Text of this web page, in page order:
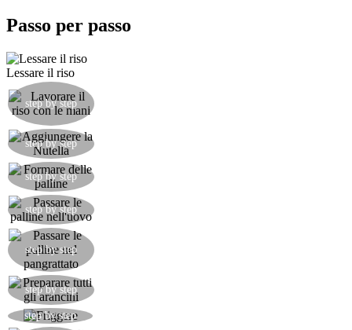
Passo per passo
Lessare il riso
step by step
step by step
step by step
step by step
step by step
step by step
step by step